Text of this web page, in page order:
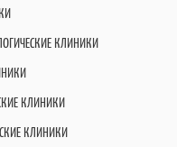
КЛИНИКИ
КЛИНИКИ
КЛИНИКИ